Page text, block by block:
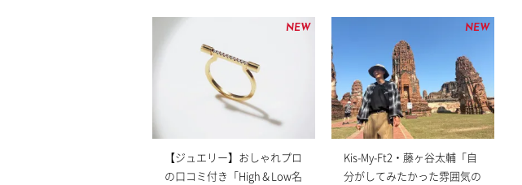
NEW
【ジュエリー】おしゃれプロ
の口コミ付き「High＆Low名
NEW
Kis-My-Ft2・藤ヶ谷太輔「自
分がしてみたかった雰囲気の